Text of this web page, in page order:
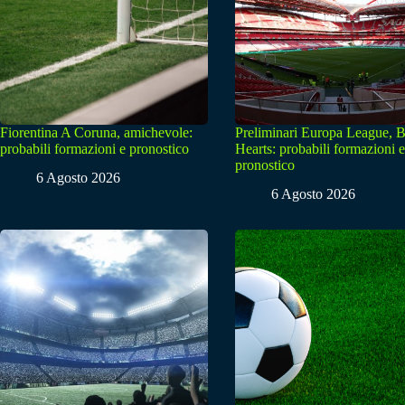
Fiorentina A Coruna, amichevole:
probabili formazioni e pronostico
6 Agosto 2026
Preliminari Europa League,
Hearts: probabili formazioni e
pronostico
6 Agosto 2026